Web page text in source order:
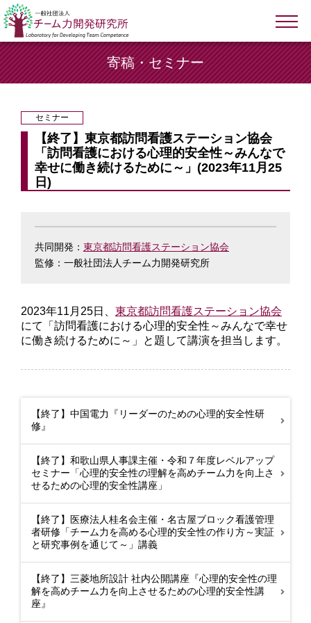
寄稿・セミナー
セミナー
【終了】東京都訪問看護ステーション協会
「訪問看護における心理的安全性～みんなで
幸せに働き続けるために～」(2023年11月25
日)
共同開発： 東京都訪問看護ステーション協会
監修：一般社団法人チーム力開発研究所
2023年11月25日、 東京都訪問看護ステーション協会
にて「訪問看護における心理的安全性～みんなで幸せ
に働き続けるために～」と題して講演を担当します。
【終了】中国電力『リーダーのための心理的安全性研
修』
【終了】和歌山県人事課主催・令和７年度レベルアップ
セミナー「心理的安全性の理解を高めチーム力を向上さ
せるための心理的安全性講座」
【終了】医療法人桂名会主催・名古屋ブロック看護管理
者研修「チーム力を高める心理的安全性の作り方～実証
と研究事例を通じて～」講義
【終了】三菱地所設計 社内公開講座『心理的安全性の理
解を高めチーム力を向上させるための心理的安全性講
座』